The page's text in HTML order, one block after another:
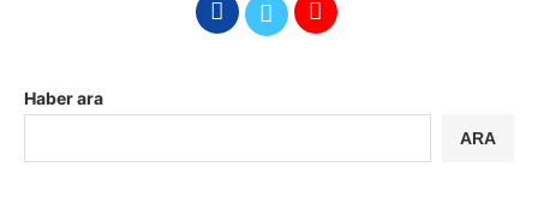
Haber ara
ARA